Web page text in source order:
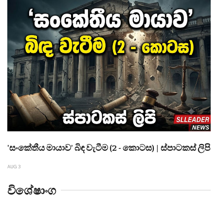
'සංකේතීය මායාව' බිඳ වැටීම (2 - කොටස) | ස්පාටකස් ලිපි
AUG 3
විශේෂාංග